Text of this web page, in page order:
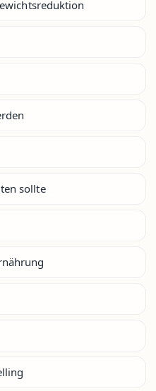
sollte